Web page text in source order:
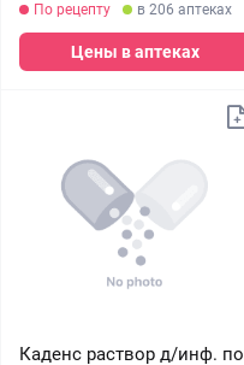
По рецепту в 206 аптеках
Цены в аптеках
Каденс раствор д/инф. по